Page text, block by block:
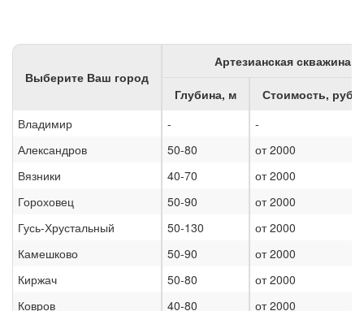
Выберите Ваш город
Артезианская скважина
Глубина, м
Стоимость, руб/
Владимир
-
-
Александров
50-80
от 2000
Вязники
40-70
от 2000
Гороховец
50-90
от 2000
Гусь-Хрустальный
50-130
от 2000
Камешково
50-90
от 2000
Киржач
50-80
от 2000
Ковров
40-80
от 2000